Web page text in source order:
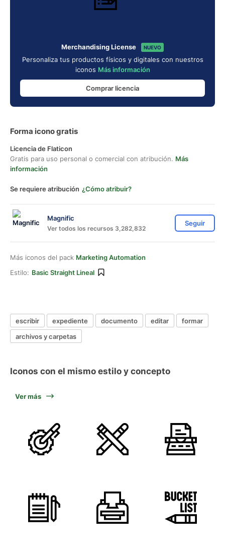
Merchandising License NUEVO
Personaliza tus productos físicos y digitales con nuestros
iconos Más información
Comprar licencia
Forma icono gratis
Licencia de Flaticon
Gratis para uso personal o comercial con atribución. Más
información
Se requiere atribución ¿Cómo atribuir?
Magnific
Ver todos los recursos 3,282,832
Seguir
Más iconos del pack Marketing Automation
Estilo: Basic Straight Lineal
escribir expediente documento editar
formar
archivos y carpetas
Iconos con el mismo estilo y concepto
Ver más